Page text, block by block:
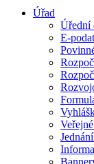
Úřad
Úřední
E-